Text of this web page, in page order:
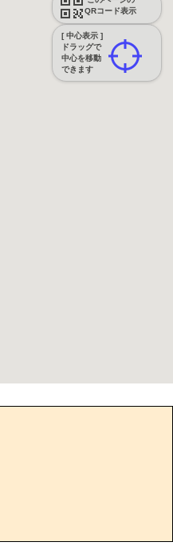
QRコード表示
[ 中心表示 ]
ドラッグで
中心を移動
できます